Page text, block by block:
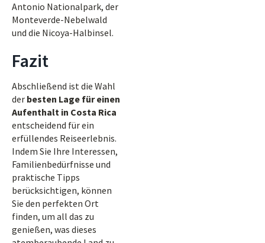
Antonio Nationalpark, der
Monteverde-Nebelwald
und die Nicoya-Halbinsel.
Fazit
Abschließend ist die Wahl
der besten Lage für einen
Aufenthalt in Costa Rica
entscheidend für ein
erfüllendes Reiseerlebnis.
Indem Sie Ihre Interessen,
Familienbedürfnisse und
praktische Tipps
berücksichtigen, können
Sie den perfekten Ort
finden, um all das zu
genießen, was dieses